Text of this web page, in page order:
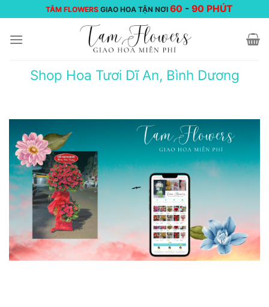
đến
nội
TÂM FLOWERS GIAO HOA TẬN NƠI 60 -90 PHÚT
Shop Hoa Tươi Dĩ An, Bình Dương